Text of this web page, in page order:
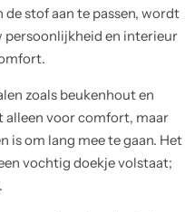
stof aan te passen, wordt
persoonlijkheid en interieur
zoals beukenhout en
alleen voor comfort, maar
is om lang mee te gaan. Het
vochtig doekje volstaat;